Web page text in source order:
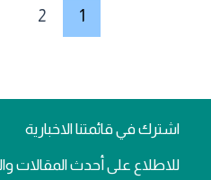
1
2
اشترك في قائمتنا الاخبارية
للاطلاع على أحدث المقالات